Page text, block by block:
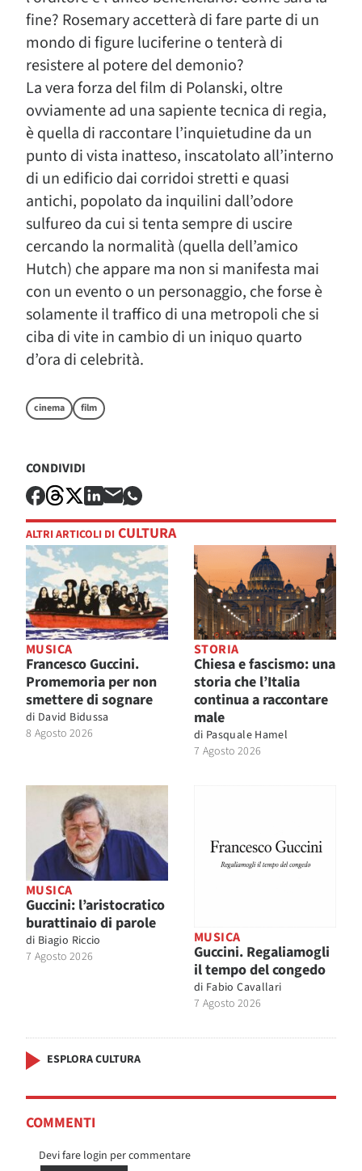
fine? Rosemary accetterà di fare parte di un
mondo di figure luciferine o tenterà di
resistere al potere del demonio?
La vera forza del film di Polanski, oltre
ovviamente ad una sapiente tecnica di regia,
è quella di raccontare l’inquietudine da un
punto di vista inatteso, inscatolato all’interno
di un edificio dai corridoi stretti e quasi
antichi, popolato da inquilini dall’odore
sulfureo da cui si tenta sempre di uscire
cercando la normalità (quella dell’amico
Hutch) che appare ma non si manifesta mai
con un evento o un personaggio, che forse è
solamente il traffico di una metropoli che si
ciba di vite in cambio di un iniquo quarto
d’ora di celebrità.
cinema film
CONDIVIDI
ALTRI ARTICOLI DI CULTURA
MUSICA
Francesco Guccini.
Promemoria per non
smettere di sognare
di David Bidussa
8 Agosto 2026
STORIA
Chiesa e fascismo: una
storia che l’Italia
continua a raccontare
male
di Pasquale Hamel
7 Agosto 2026
MUSICA
Guccini: l’aristocratico
burattinaio di parole
di Biagio Riccio
7 Agosto 2026
MUSICA
Guccini. Regaliamogli
il tempo del congedo
di Fabio Cavallari
7 Agosto 2026
ESPLORA CULTURA
COMMENTI
Devi fare login per commentare